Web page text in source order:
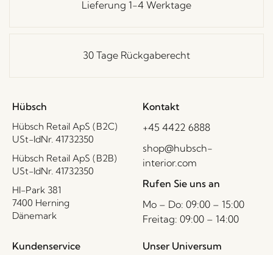
Lieferung 1-4 Werktage
30 Tage Rückgaberecht
Hübsch
Hübsch Retail ApS (B2C)
USt-IdNr. 41732350
Hübsch Retail ApS (B2B)
USt-IdNr. 41732350
HI-Park 381
7400 Herning
Dänemark
Kontakt
+45 4422 6888
shop@hubsch-
interior.com
Rufen Sie uns an
Mo – Do: 09:00 – 15:00
Freitag: 09:00 – 14:00
Kundenservice Unser Universum